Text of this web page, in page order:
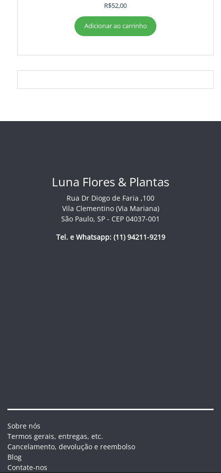
R$52,00
Adicionar ao carrinho
Luna Flores & Plantas
Rua Dr Diogo de Faria ,100
Vila Clementino (Via Mariana)
São Paulo, SP - CEP 04037-001
Tel. e Whatsapp: (11) 94211-9219
Sobre nós
Termos gerais, entregas, etc.
Cancelamento, devolução e reembolso
Blog
Contate-nos